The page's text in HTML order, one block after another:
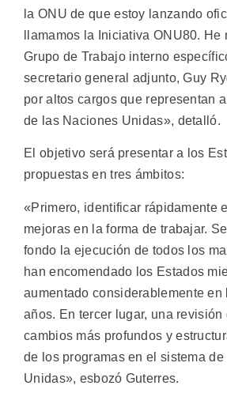
la ONU de que estoy lanzando
llamamos la Iniciativa ONU80. He
Grupo de Trabajo interno
secretario general adjunto, Guy
por altos cargos que representan
de las Naciones Unidas», detalló.
El objetivo será presentar a los
propuestas en tres ámbitos:
«Primero, identificar rápidamente
mejoras en la forma de trabajar.
fondo la ejecución de todos los
han encomendado los Estados
aumentado considerablemente en
años. En tercer lugar, una revisión
cambios más profundos y
de los programas en el sistema
Unidas», esbozó Guterres.